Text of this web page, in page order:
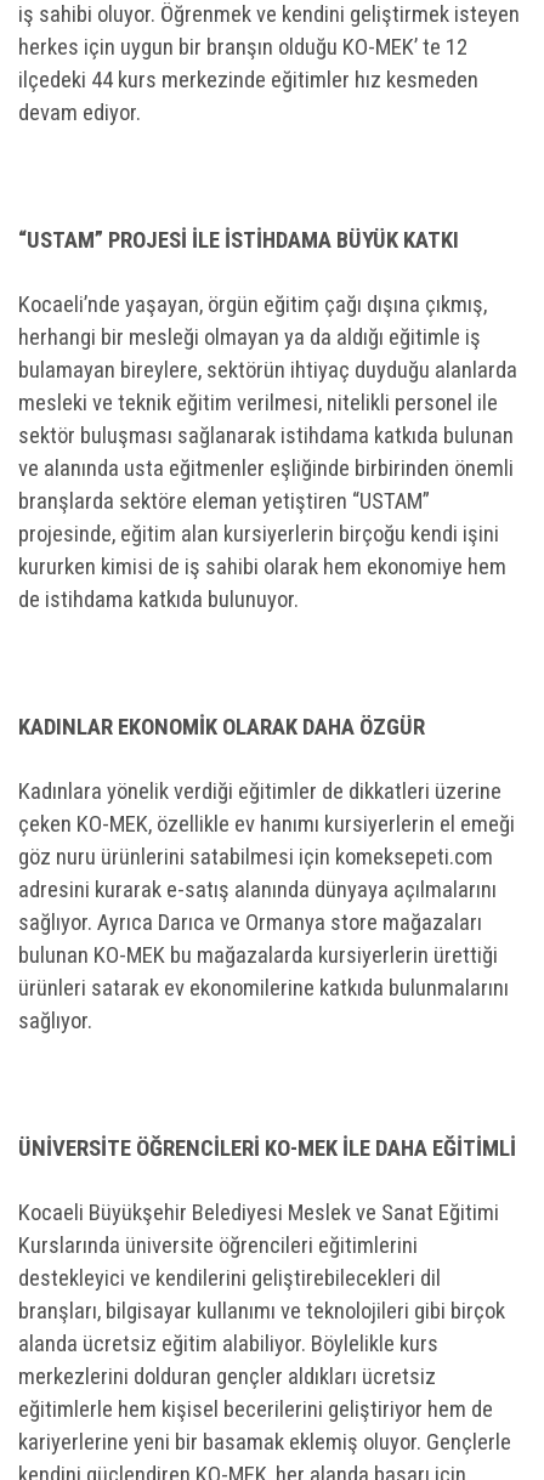
iş sahibi oluyor. Öğrenmek ve kendini geliştirmek isteyen
herkes için uygun bir branşın olduğu KO-MEK’ te 12
ilçedeki 44 kurs merkezinde eğitimler hız kesmeden
devam ediyor.
“USTAM” PROJESİ İLE İSTİHDAMA BÜYÜK KATKI
Kocaeli’nde yaşayan, örgün eğitim çağı dışına çıkmış,
herhangi bir mesleği olmayan ya da aldığı eğitimle iş
bulamayan bireylere, sektörün ihtiyaç duyduğu alanlarda
mesleki ve teknik eğitim verilmesi, nitelikli personel ile
sektör buluşması sağlanarak istihdama katkıda bulunan
ve alanında usta eğitmenler eşliğinde birbirinden önemli
branşlarda sektöre eleman yetiştiren “USTAM”
projesinde, eğitim alan kursiyerlerin birçoğu kendi işini
kururken kimisi de iş sahibi olarak hem ekonomiye hem
de istihdama katkıda bulunuyor.
KADINLAR EKONOMİK OLARAK DAHA ÖZGÜR
Kadınlara yönelik verdiği eğitimler de dikkatleri üzerine
çeken KO-MEK, özellikle ev hanımı kursiyerlerin el emeği
göz nuru ürünlerini satabilmesi için komeksepeti.com
adresini kurarak e-satış alanında dünyaya açılmalarını
sağlıyor. Ayrıca Darıca ve Ormanya store mağazaları
bulunan KO-MEK bu mağazalarda kursiyerlerin ürettiği
ürünleri satarak ev ekonomilerine katkıda bulunmalarını
sağlıyor.
ÜNİVERSİTE ÖĞRENCİLERİ KO-MEK İLE DAHA EĞİTİMLİ
Kocaeli Büyükşehir Belediyesi Meslek ve Sanat Eğitimi
Kurslarında üniversite öğrencileri eğitimlerini
destekleyici ve kendilerini geliştirebilecekleri dil
branşları, bilgisayar kullanımı ve teknolojileri gibi birçok
alanda ücretsiz eğitim alabiliyor. Böylelikle kurs
merkezlerini dolduran gençler aldıkları ücretsiz
eğitimlerle hem kişisel becerilerini geliştiriyor hem de
kariyerlerine yeni bir basamak eklemiş oluyor. Gençlerle